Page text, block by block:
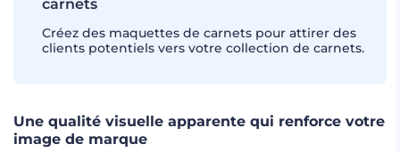
carnets
Créez des maquettes de carnets pour attirer des
clients potentiels vers votre collection de carnets.
Une qualité visuelle apparente qui renforce votre
image de marque